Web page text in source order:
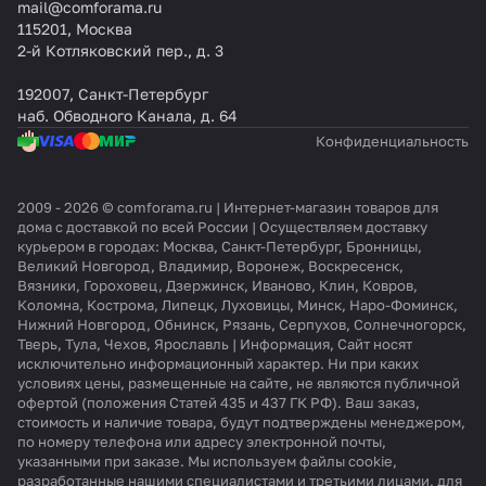
mail@comforama.ru
115201, Москва
2-й Котляковский пер., д. 3
192007, Санкт-Петербург
наб. Обводного Канала, д. 64
Конфиденциальность
2009 - 2026 © comforama.ru | Интернет-магазин товаров для
дома с доставкой по всей России | Осуществляем доставку
курьером в городах: Москва, Санкт-Петербург, Бронницы,
Великий Новгород, Владимир, Воронеж, Воскресенск,
Вязники, Гороховец, Дзержинск, Иваново, Клин, Ковров,
Коломна, Кострома, Липецк, Луховицы, Минск, Наро-Фоминск,
Нижний Новгород, Обнинск, Рязань, Серпухов, Солнечногорск,
Тверь, Тула, Чехов, Ярославль | Информация, Сайт носят
исключительно информационный характер. Ни при каких
условиях цены, размещенные на сайте, не являются публичной
офертой (положения Статей 435 и 437 ГК РФ). Ваш заказ,
стоимость и наличие товара, будут подтверждены менеджером,
по номеру телефона или адресу электронной почты,
указанными при заказе. Мы используем файлы cookie,
разработанные нашими специалистами и третьими лицами, для